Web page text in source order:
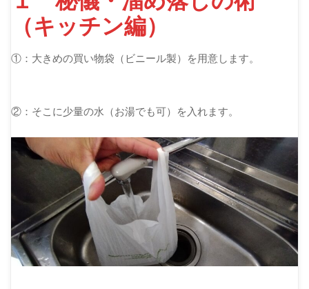
（キッチン編）
①：大きめの買い物袋（ビニール製）を用意します。
②：そこに少量の水（お湯でも可）を入れます。